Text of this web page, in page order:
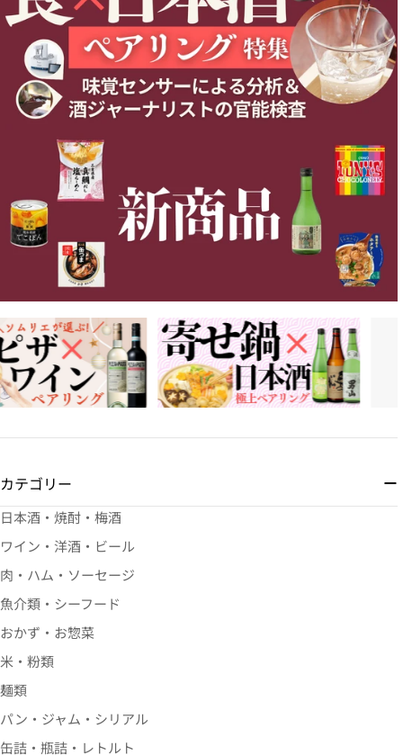
カテゴリー
日本酒・焼酎・梅酒
ワイン・洋酒・ビール
肉・ハム・ソーセージ
魚介類・シーフード
おかず・お惣菜
米・粉類
麺類
パン・ジャム・シリアル
缶詰・瓶詰・レトルト
詳細をみる